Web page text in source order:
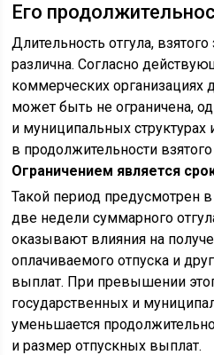
Его
Длительность отгула,
различна. Согласно
коммерческих организациях
может быть не ограничена,
и муниципальных структурах
в продолжительности взятого
Ограничением является
Такой период предусмотрен
две недели суммарного
оказывают влияния на
оплачиваемого отпуска и
выплат. При превышении
государственных и
уменьшается
и размер отпускных выплат.